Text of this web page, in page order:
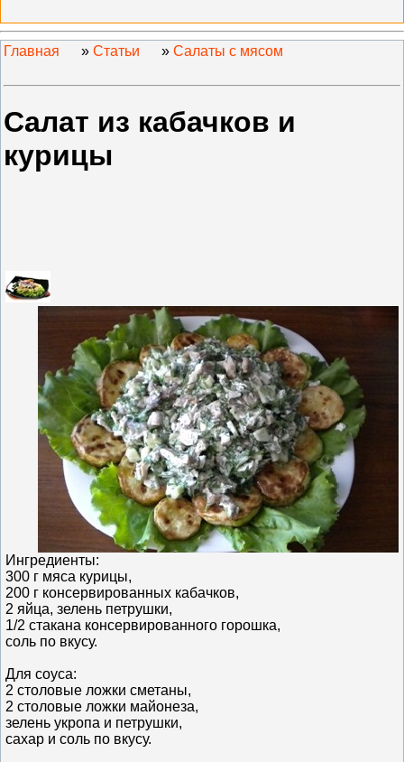
Главная » Статьи » Салаты с мясом
Салат из кабачков и
курицы
Ингредиенты:
300 г мяса курицы,
200 г консервированных кабачков,
2 яйца, зелень петрушки,
1/2 стакана консервированного горошка,
соль по вкусу.
Для соуса:
2 столовые ложки сметаны,
2 столовые ложки майонеза,
зелень укропа и петрушки,
сахар и соль по вкусу.